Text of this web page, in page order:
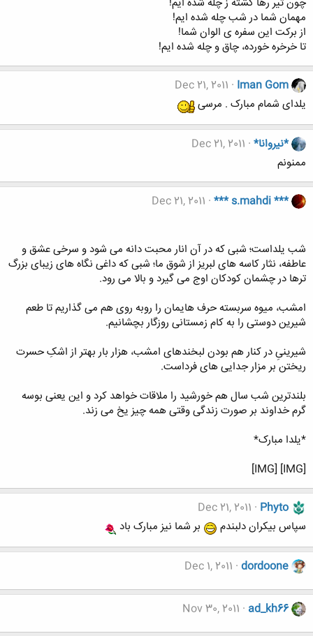
مهمان شما در شب چله شده ایم!
از برکت این سفره ی الوان شما!
تا خرخره خورده، چاق و چله شده ایم!
Iman Gom
Dec 21, 2011
یلدای شمام مبارک . مرسی
*نيروانا* Dec 21, 2011
ممنونم
*** s.mahdi ***
Dec 21, 2011
شب یلداست؛ شبى که در آن انار محبت دانه مى شود و سرخى عشق و
عاطفه، نثار کاسه هاى لبریز از شوق ما؛ شبى که داغى نگاه هاى زیباى بزرگ
ترها در چشمان کودکان اوج مى گیرد و بالا مى رود.
امشب، میوه سربسته حرف هایمان را روبه روى هم مى گذاریم تا طعم
شیرین دوستى را به کام زمستانى روزگار بچشانیم.
شیرینىِ در کنار هم بودن لبخندهاى امشب، هزار بار بهتر از اشکِ حسرت
ریختن بر مزار جدایى هاى فرداست.
بلندترین شب سال هم خورشید را ملاقات خواهد کرد و این یعنی بوسه
گرم خداوند بر صورت زندگی وقتی همه چیز یخ می زند.
*یلدا مبارک*
[IMG] [IMG]
Phyto
Dec 21, 2011
سپاس بیکران دلبندم
بر شما نیز مبارک باد
dordoone
Dec 1, 2011
ad_kh66
Nov 30, 2011